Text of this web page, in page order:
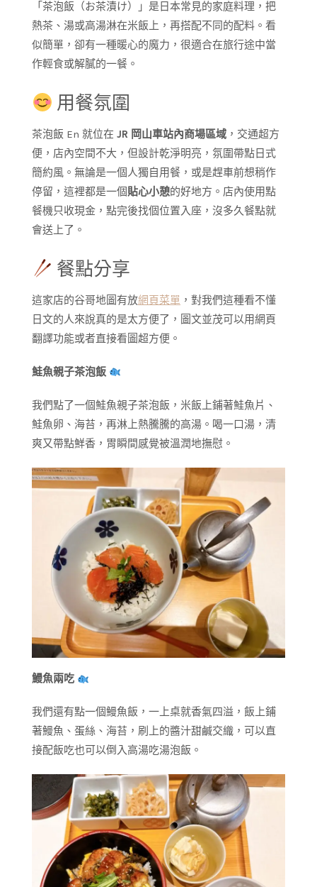
「茶泡飯（お茶漬け）」是日本常見的家庭料理，把
熱茶、湯或高湯淋在米飯上，再搭配不同的配料。看
似簡單，卻有一種暖心的魔力，很適合在旅行途中當
作輕食或解膩的一餐。
用餐氛圍
茶泡飯 En 就位在 JR 岡山車站內商場區域 ，交通超方
便，店內空間不大，但設計乾淨明亮，氛圍帶點日式
簡約風。無論是一個人獨自用餐，或是趕車前想稍作
停留，這裡都是一個貼心小憩的好地方。店內使用點
餐機只收現金，點完後找個位置入座，沒多久餐點就
會送上了。
餐點分享
這家店的谷哥地圖有放網頁菜單 ，對我們這種看不懂
日文的人來說真的是太方便了，圖文並茂可以用網頁
翻譯功能或者直接看圖超方便。
鮭魚親子茶泡飯
我們點了一個鮭魚親子茶泡飯，米飯上鋪著鮭魚片、
鮭魚卵、海苔，再淋上熱騰騰的高湯。喝一口湯，清
爽又帶點鮮香，胃瞬間感覺被溫潤地撫慰。
鰻魚兩吃
我們還有點一個鰻魚飯，一上桌就香氣四溢，飯上鋪
著鰻魚、蛋絲、海苔，刷上的醬汁甜鹹交織，可以直
接配飯吃也可以倒入高湯吃湯泡飯。